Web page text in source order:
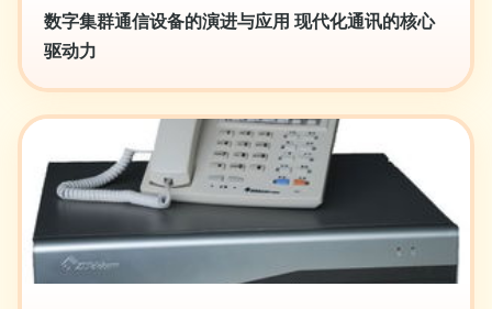
数字集群通信设备的演进与应用 现代化通讯的核心
驱动力